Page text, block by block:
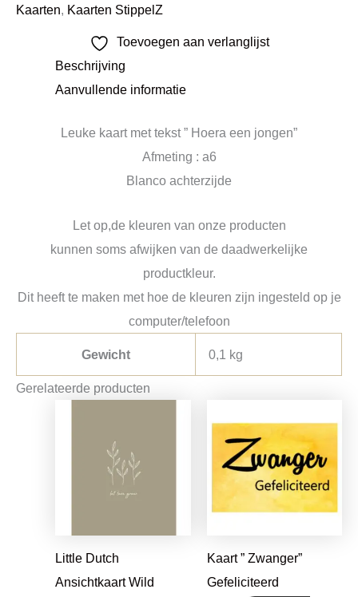
Kaarten Kaarten StippelZ
Toevoegen aan verlanglijst
Beschrijving
Aanvullende informatie
Leuke kaart met tekst ” Hoera een jongen”
Afmeting : a6
Blanco achterzijde
Let op,de kleuren van onze producten
kunnen soms afwijken van de daadwerkelijke
productkleur.
Dit heeft te maken met hoe de kleuren zijn ingesteld op je
computer/telefoon
Gewicht 0,1 kg
Gerelateerde producten
Little Dutch
Ansichtkaart Wild
€1,25.€0,99.
Kaart ” Zwanger”
Gefeliciteerd